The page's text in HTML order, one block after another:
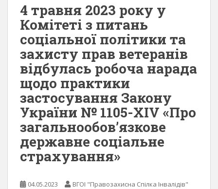
4 травня 2023 року у
Комітеті з питань
соціальної політики та
захисту прав ветеранів
відбулась робоча нарада
щодо практики
застосування Закону
України № 1105-XIV «Про
загальнообов’язкове
державне соціальне
страхування»
04.05.2023
ВГОІ "Правозахисна Спілка Інвалідів"